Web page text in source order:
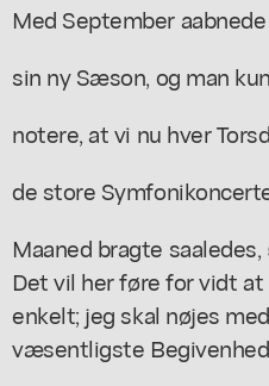
Med September
sin ny Sæson, og man
notere, at vi nu hver
de store
Maaned bragte
Det vil her føre for vidt
enkelt; jeg skal nøjes
væsentligste